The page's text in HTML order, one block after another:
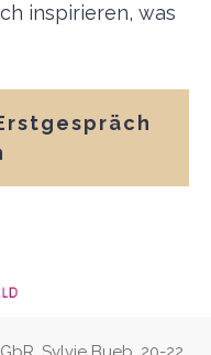
inspirieren, was